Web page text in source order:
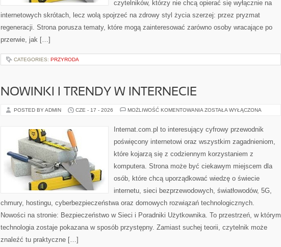
czytelników, którzy nie chcą opierać się wyłącznie na
internetowych skrótach, lecz wolą spojrzeć na zdrowy styl życia szerzej: przez pryzmat
regeneracji. Strona porusza tematy, które mogą zainteresować zarówno osoby wracające po
przerwie, jak […]
CATEGORIES: PRZYRODA
NOWINKI I TRENDY W INTERNECIE
POSTED BY ADMIN CZE - 17 - 2026 MOŻLIWOŚĆ KOMENTOWANIA NOWINKI
INTERNECIE
ZOSTAŁA WYŁĄCZONA
Internat.com.pl to interesujący cyfrowy przewodnik
poświęcony internetowi oraz wszystkim zagadnieniom,
które kojarzą się z codziennym korzystaniem z
komputera. Strona może być ciekawym miejscem dla
osób, które chcą uporządkować wiedzę o świecie
internetu, sieci bezprzewodowych, światłowodów, 5G,
chmury, hostingu, cyberbezpieczeństwa oraz domowych rozwiązań technologicznych.
Nowości na stronie: Bezpieczeństwo w Sieci i Poradniki Użytkownika. To przestrzeń, w którym
technologia zostaje pokazana w sposób przystępny. Zamiast suchej teorii, czytelnik może
znaleźć tu praktyczne […]